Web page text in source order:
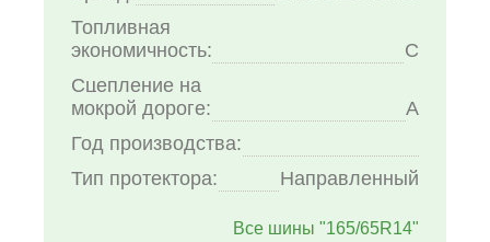
Топливная
экономичность:
C
Сцепление на
мокрой дороге:
A
Год производства:
Тип протектора:
Направленный
Все шины "165/65R14"